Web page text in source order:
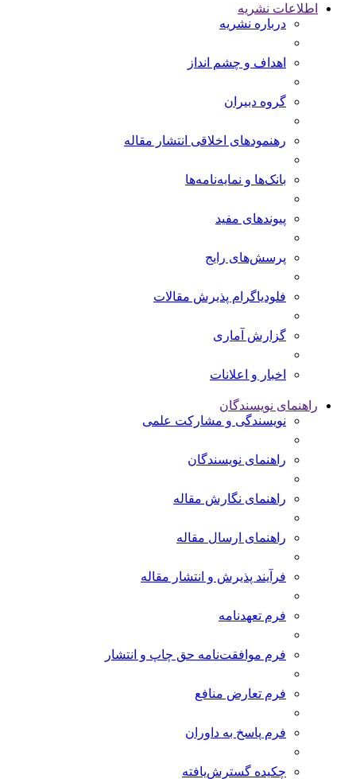
اطلاعات نشریه
درباره نشریه
اهداف و چشم انداز
گروه دبیران
رهنمودهای اخلاقی انتشار مقاله
بانک‌ها و نمایه‌‌نامه‌ها
پیوندهای مفید
پرسش‌های رایج
فلودیاگرام پذیرش مقالات
گزارش آماری
اخبار و اعلانات
راهنمای نویسندگان
نویسندگی و مشارکت علمی
راهنمای نویسندگان
راهنمای نگارش مقاله
راهنمای ارسال مقاله
فرآیند پذیرش و انتشار مقاله
فرم تعهدنامه
فرم موافقت‌نامه حق چاپ و انتشار
فرم تعارض منافع
فرم پاسخ به داوران
چکیده گسترش‌یافته